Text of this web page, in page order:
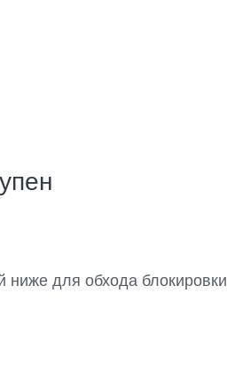
ниже для обхода блокировки